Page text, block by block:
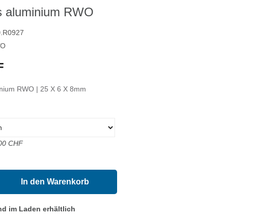
aluminium RWO
RWO | 25 X 6 X 8mm
CHF
In den Warenkorb
im Laden erhältlich